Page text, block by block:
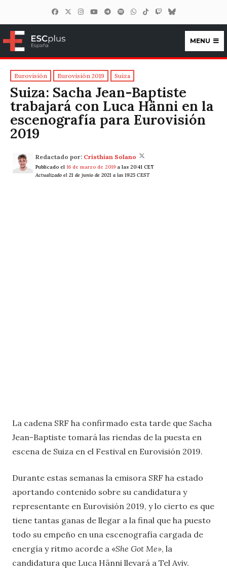
ESCplus España
MENU
Eurovisión Eurovisión 2019 Suiza
Suiza: Sacha Jean-Baptiste
trabajará con Luca Hänni en la
escenografía para Eurovisión
2019
Redactado por: Cristhian Solano
Publicado el 16 de marzo de 2019 a las 20:41 CET
Actualizado el 21 de junio de 2021 a las 19:25 CEST
La cadena SRF ha confirmado esta tarde que Sacha
Jean-Baptiste tomará las riendas de la puesta en
escena de Suiza en el Festival en Eurovisión 2019.
Durante estas semanas la emisora SRF ha estado
aportando contenido sobre su candidatura y
representante en Eurovisión 2019, y lo cierto es que
tiene tantas ganas de llegar a la final que ha puesto
todo su empeño en una escenografía cargada de
energía y ritmo acorde a «She Got Me», la
candidatura que Luca Hänni llevará a Tel Aviv.